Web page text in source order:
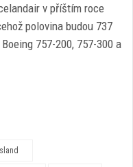
v příštím roce
polovina budou 737
757-200, 757-300 a
Island